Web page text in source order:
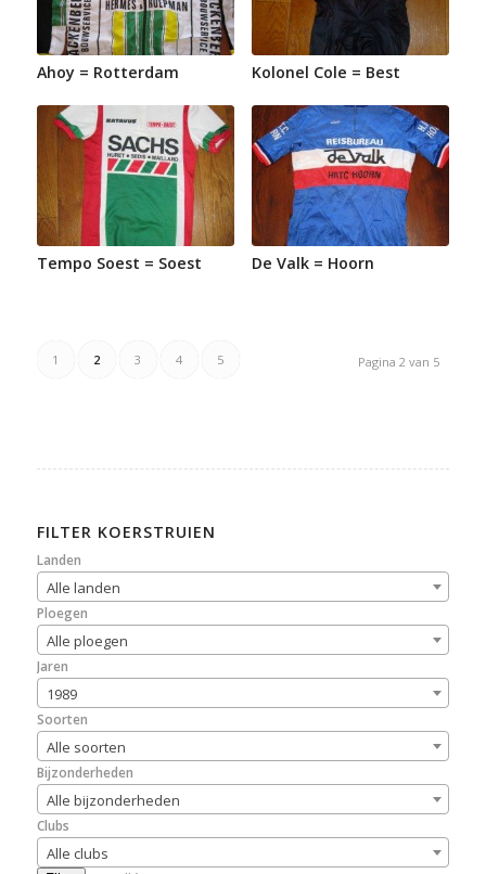
Ahoy = Rotterdam Kolonel Cole = Best
Tempo Soest = Soest De Valk = Hoorn
Pagina 2 van 5
1 2 3 4 5
FILTER KOERSTRUIEN
Landen
Alle landen
Ploegen
Alle ploegen
Jaren
1989
Soorten
Alle soorten
Bijzonderheden
Alle bijzonderheden
Clubs
Alle clubs